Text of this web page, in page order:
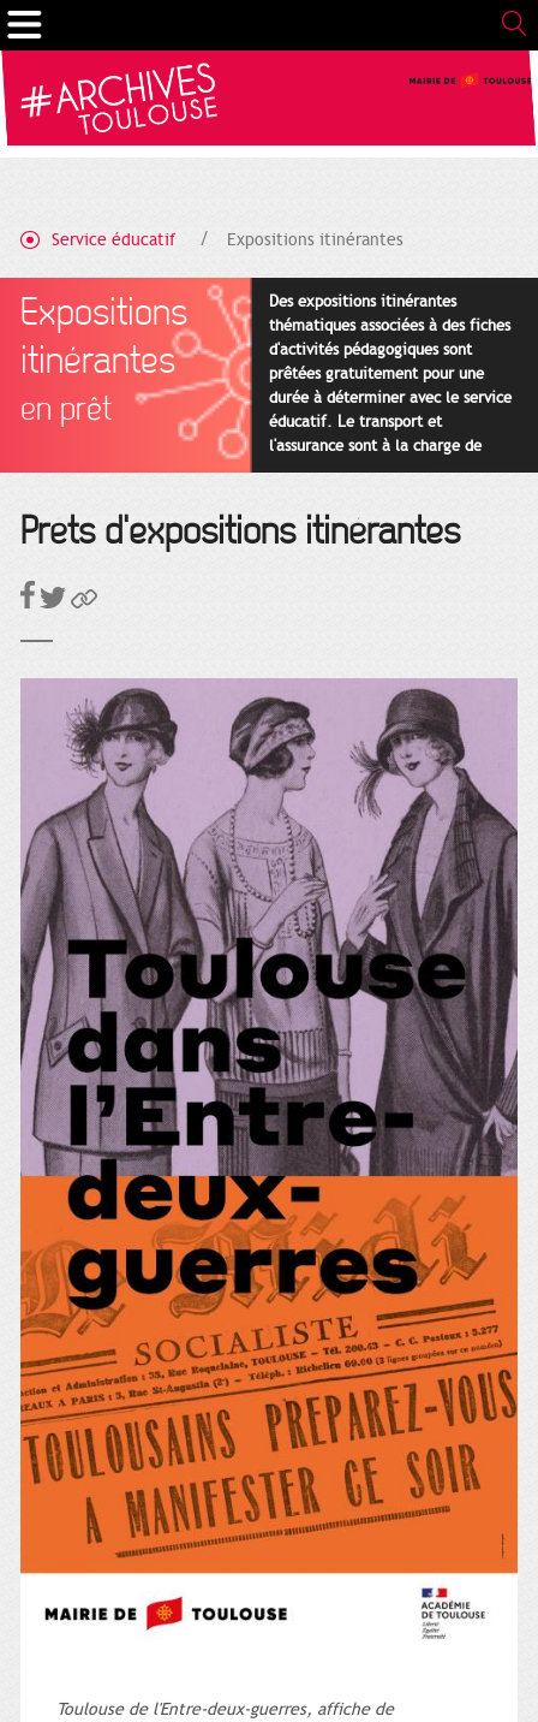
Service éducatif Expositions itinérantes
Expositions
itinérantes
en prêt
Des expositions itinérantes
thématiques associées à des fiches
d'activités pédagogiques sont
prêtées gratuitement pour une
durée à déterminer avec le service
éducatif. Le transport et
l'assurance sont à la charge de
l'emprunteur.
Prêts d'expositions itinérantes
Toulouse de l'Entre-deux-guerres, affiche de
Gestion de vos préférences sur les cookies